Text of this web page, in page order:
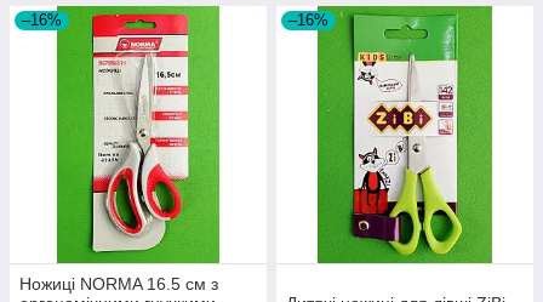
–16%
Ножиці NORMA 16.5 см з
–16%